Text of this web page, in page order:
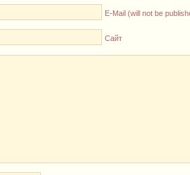
E-Mail (will not be
Сайт